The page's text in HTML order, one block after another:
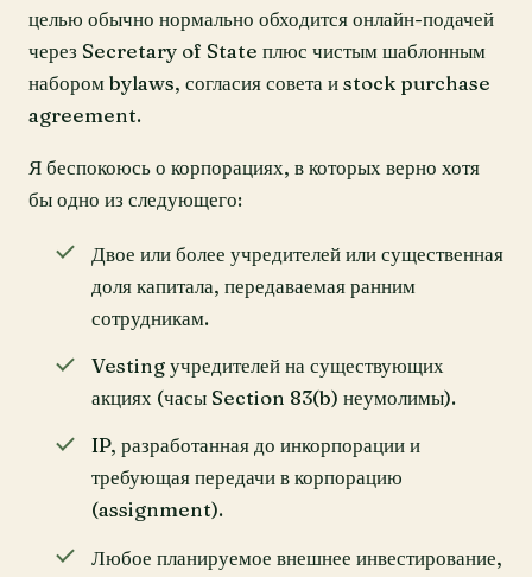
целью обычно нормально обходится онлайн-подачей
через Secretary of State плюс чистым шаблонным
набором bylaws, согласия совета и stock purchase
agreement.
Я беспокоюсь о корпорациях, в которых верно хотя
бы одно из следующего:
Двое или более учредителей или существенная
доля капитала, передаваемая ранним
сотрудникам.
Vesting учредителей на существующих
акциях (часы Section 83(b) неумолимы).
IP, разработанная до инкорпорации и
требующая передачи в корпорацию
(assignment).
Любое планируемое внешнее инвестирование,